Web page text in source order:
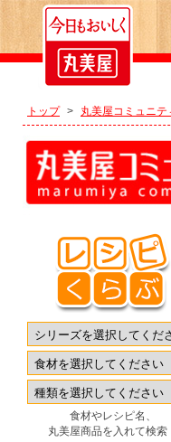
トップ > 丸美屋コミュニテ
食材やレシピ名、
丸美屋商品を入れて検索